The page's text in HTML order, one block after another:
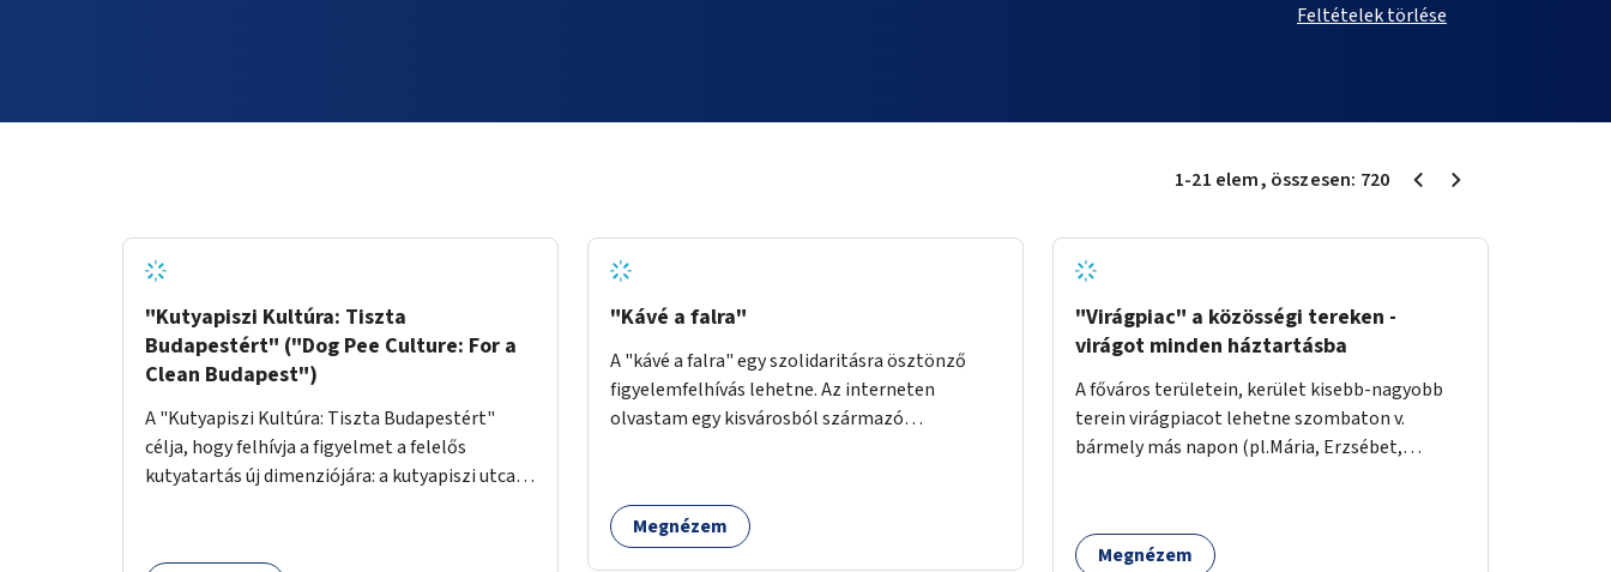
Feltételek törlése
1-21 elem, összesen: 720
"Kutyapiszi Kultúra: Tiszta
Budapestért" ("Dog Pee Culture: For a
Clean Budapest")
A "Kutyapiszi Kultúra: Tiszta Budapestért"
célja, hogy felhívja a figyelmet a felelős
kutyatartás új dimenziójára: a kutyapiszi utcai
hogy séta közben, amikor kedvencük a járdára
"Kávé a falra"
A "kávé a falra" egy szolidaritásra ösztönző
figyelemfelhívás lehetne. Az interneten
olvastam egy kisvárosból származó
dolgozói a falra. Ha egy arra rászoruló betért, a
falról ingyenesen megkaphatta a már
Megnézem
"Virágpiac" a közösségi tereken -
virágot minden háztartásba
A főváros területein, kerület kisebb-nagyobb
terein virágpiacot lehetne szombaton v.
bármely más napon (pl.Mária, Erzsébet,
helyeket, 50-150nm vagy afeletti területet (ha
sokakat érdekelne). Névleges összeget fizetne
Megnézem